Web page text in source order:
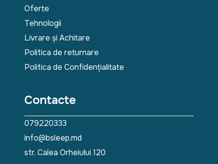
Oferte
Tehnologii
Livrare și Achitare
Politica de returnare
Politica de Confidențialitate
Contacte
079220333
info@bsleep.md
str. Calea Orheiului 120